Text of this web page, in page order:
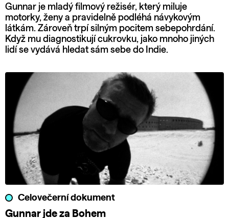
Gunnar je mladý filmový režisér, který miluje
motorky, ženy a pravidelně podléhá návykovým
látkám. Zároveň trpí silným pocitem sebepohrdání.
Když mu diagnostikují cukrovku, jako mnoho jiných
lidí se vydává hledat sám sebe do Indie.
Celovečerní dokument
Gunnar jde za Bohem